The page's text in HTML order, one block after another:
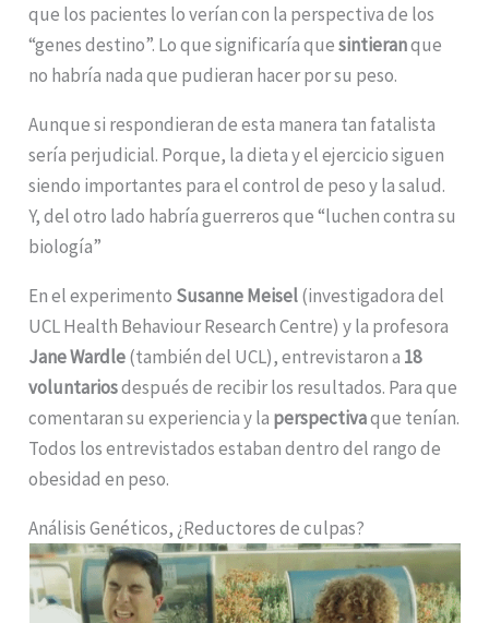
que los pacientes lo verían con la perspectiva de los
“genes destino”. Lo que significaría quesintieranque
no habría nada que pudieran hacer por su peso.
Aunque si respondieran de esta manera tan fatalista
sería perjudicial. Porque, la dieta y el ejercicio siguen
siendo importantes para el control de peso y la salud.
Y, del otro lado habría guerreros que “luchen contra su
biología”
En el experimento Susanne Meisel(investigadora del
UCL Health Behaviour Research Centre) y la profesora
Jane Wardle(también del UCL), entrevistaron a 18
voluntariosdespués de recibir los resultados. Para que
comentaran su experiencia y la perspectivaque tenían.
Todos los entrevistados estaban dentro del rango de
obesidad en peso.
Análisis Genéticos, ¿Reductores de culpas?